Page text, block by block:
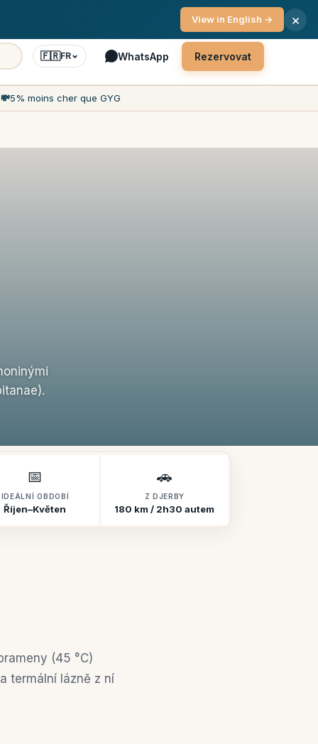
🇫🇷FR WhatsApp Rezervovat
💸5% moins cher que GYG
📅
IDEÁLNÍ OBDOBÍ
Říjen–Květen
🚗
Z DJERBY
180 km / 2h30 autem
(45 °C)
termální lázně z ní
View in English → ×